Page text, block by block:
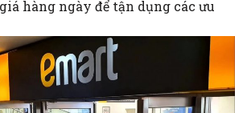
hàng ngày để tận dụng các ưu